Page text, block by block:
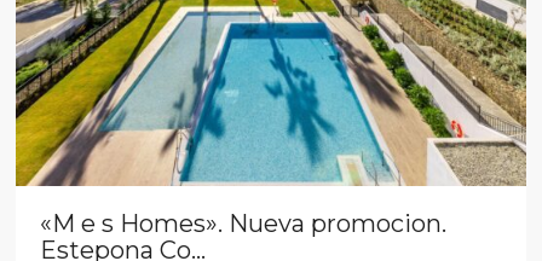
«M e s Homes». Nueva promocion.
Estepona Co...